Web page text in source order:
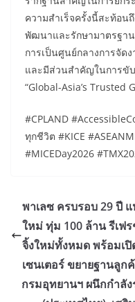
ความสำเร็จครั้งนี้สะท้อน
พัฒนาและรักษามาตรฐา
การเป็นศูนย์กลางการจัด
และมีส่วนสำคัญในการขั
“Global-Asia’s Trusted
#CPLAND
ทุกชีวิต #KICE
#MICEDay2026
พาเลซ ครบรอบ 29 ปี
ใหม่ ทุ่ม 100 ล้าน รีเฟ
จิ้งใหม่ทั้งหมด พร้อมเ
เซนเตอร์ ขยายฐานลู
กรมอุทยานฯ ผนึกกำลั